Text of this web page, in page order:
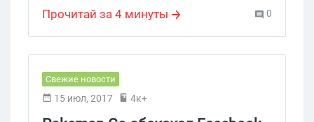
Прочитай за 4 минуты 0
Свежие новости
15 июл, 2017 4к+